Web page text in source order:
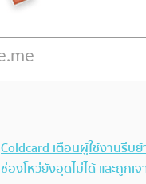
Coldcard เตือนผู้ใช้งานรีบ
ช่องโหว่ยังอุดไม่ได้ และถูกเ